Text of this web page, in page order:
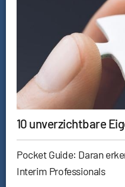
10 unverzichtbare
Pocket Guide: Daran
Interim Professionals